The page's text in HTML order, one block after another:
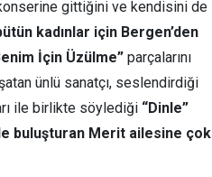
gittiğini ve kendisini de
kadınlar için Bergen’den
İçin Üzülme” parçalarını
ünlü sanatçı, seslendirdiği
ile birlikte söylediği “Dinle”
buluşturan Merit ailesine çok